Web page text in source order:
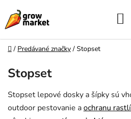
Domov
/ Predávané značky / Stopset
Stopset
Stopset lepové dosky a šípky sú
outdoor pestovanie aochranu